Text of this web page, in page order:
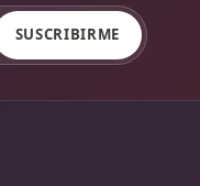
SUSCRIBIRME